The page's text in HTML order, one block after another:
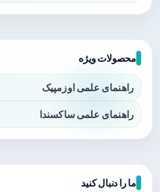
محصولات ویژه
راهنمای علمی اوزمپیک
راهنمای علمی ساکسندا
ما را دنبال کنید